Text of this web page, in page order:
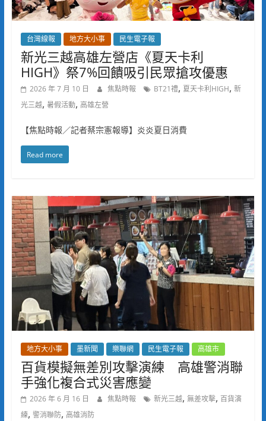
台灣線報 地方大小事 民生電子報
新光三越高雄左營店《夏天卡利
HIGH》祭7%回饋吸引民眾搶攻優惠
2026 年 7 月 10 日 焦點時報 BT21禮, 夏天卡利HIGH, 新
光三越, 暑假活動, 高雄左營
【焦點時報／記者蔡宗憲報導】炎炎夏日消費
Read more
地方大小事 墨新聞 樂聯網 民生電子報 高雄市
百貨模擬無差別攻擊演練 高雄警消聯
手強化複合式災害應變
2026 年 6 月 16 日 焦點時報 新光三越, 無差攻擊, 百貨演
練, 警消聯防, 高雄消防